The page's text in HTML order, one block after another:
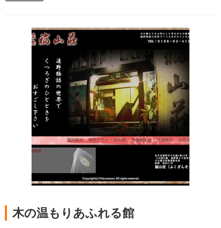
木の温もりあふれる館